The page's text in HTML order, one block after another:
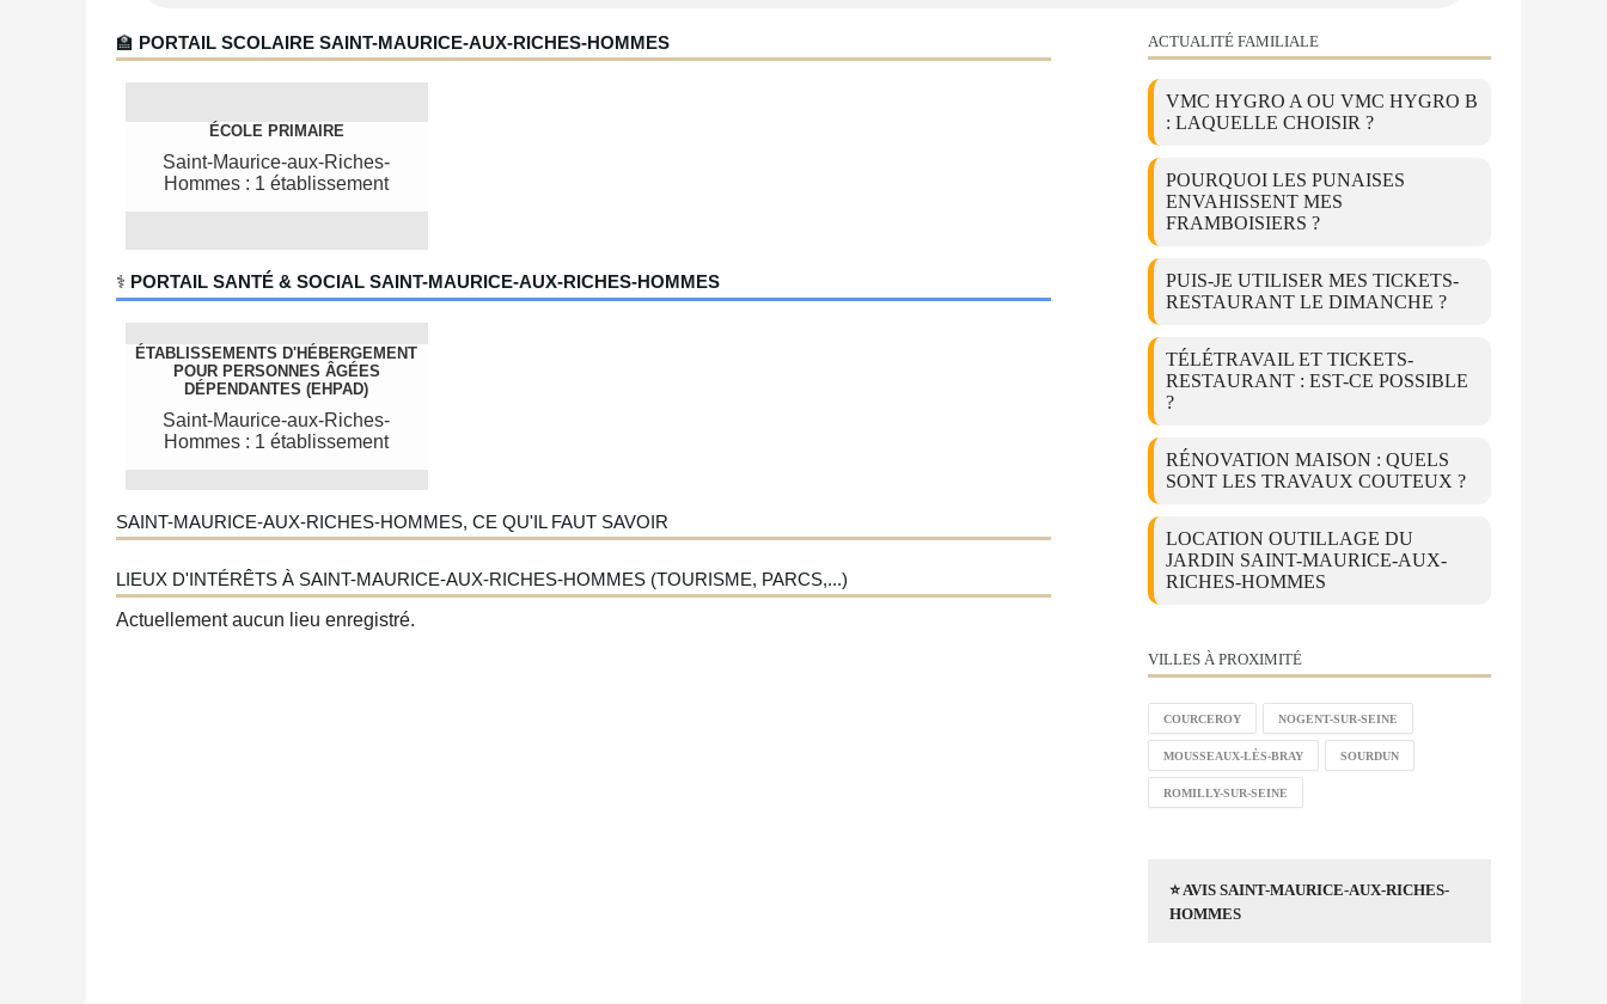
🏫 PORTAIL SCOLAIRE SAINT-MAURICE-AUX-RICHES-HOMMES
ÉCOLE PRIMAIRE
Saint-Maurice-aux-Riches-
Hommes : 1 établissement
‍⚕️ PORTAIL SANTÉ & SOCIAL SAINT-MAURICE-AUX-RICHES-HOMMES
ÉTABLISSEMENTS D'HÉBERGEMENT
POUR PERSONNES ÂGÉES
DÉPENDANTES (EHPAD)
Saint-Maurice-aux-Riches-
Hommes : 1 établissement
SAINT-MAURICE-AUX-RICHES-HOMMES, CE QU'IL FAUT SAVOIR
LIEUX D'INTÉRÊTS À SAINT-MAURICE-AUX-RICHES-HOMMES (TOURISME, PARCS,...)
Actuellement aucun lieu enregistré.
ACTUALITÉ FAMILIALE
VMC HYGRO A OU VMC HYGRO B
: LAQUELLE CHOISIR ?
POURQUOI LES PUNAISES
ENVAHISSENT MES
FRAMBOISIERS ?
PUIS-JE UTILISER MES TICKETS-
RESTAURANT LE DIMANCHE ?
TÉLÉTRAVAIL ET TICKETS-
RESTAURANT : EST-CE POSSIBLE
?
RÉNOVATION MAISON : QUELS
SONT LES TRAVAUX COUTEUX ?
LOCATION OUTILLAGE DU
JARDIN SAINT-MAURICE-AUX-
RICHES-HOMMES
VILLES À PROXIMITÉ
COURCEROY NOGENT-SUR-SEINE
MOUSSEAUX-LÈS-BRAY SOURDUN
ROMILLY-SUR-SEINE
⭐ AVIS SAINT-MAURICE-AUX-RICHES-
HOMMES